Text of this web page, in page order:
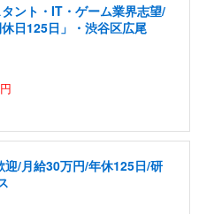
ント・IT・ゲーム業界志望/
日125日」・渋谷区広尾
迎/月給30万円/年休125日/研